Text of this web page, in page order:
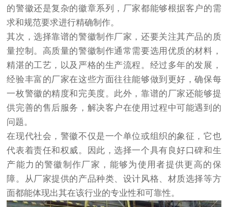
的警徽还是复杂的徽章系列，厂家都能够根据客户的需
求和规范要求进行精确制作。
其次，选择靠谱的警徽制作厂家，还要关注其产品的质
量控制。高质量的警徽制作通常需要选用优质的材料，
精湛的工艺，以及严格的生产流程。经过多年的发展，
经验丰富的厂家在这些方面往往能够做到更好，确保每
一枚警徽的精度和完美度。此外，靠谱的厂家还能够提
供完善的售后服务，解决客户在使用过程中可能遇到的
问题。
在现代社会，警徽不仅是一个单位或组织的象征，它也
代表着责任和权威。因此，选择一个具有良好口碑和生
产能力的警徽制作厂家，能够为使用者提供更高的保
障。从厂家提供的产品种类、设计风格、材质选择等方
面都能体现出其在该行业的专业性和可靠性。